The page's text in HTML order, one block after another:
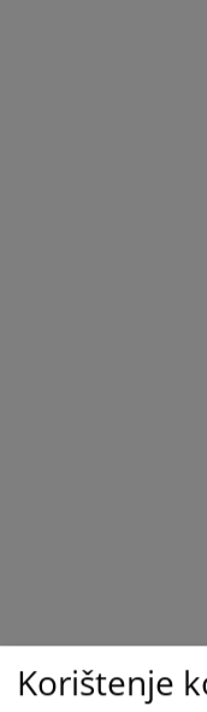
Korištenje